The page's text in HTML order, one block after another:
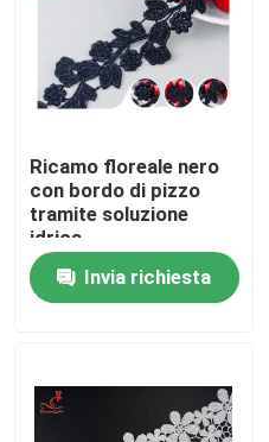
Ricamo floreale nero
con bordo di pizzo
tramite soluzione
idrica
Invia richiesta